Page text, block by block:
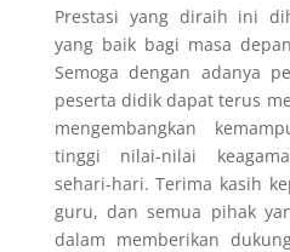
Prestasi yang diraih ini
yang baik bagi masa
Semoga dengan adanya
peserta didik dapat terus
mengembangkan
tinggi nilai-nilai
sehari-hari. Terima kasih
guru, dan semua pihak
dalam memberikan